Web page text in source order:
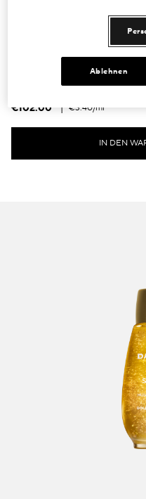
ÉCLAT SUBLIME ÉCLAT
Ein Zwei-Phasen-Öl-in-
revitalisiert und strafft - für
€102.00 | €3.40/ml
IN DEN
Ablehnen